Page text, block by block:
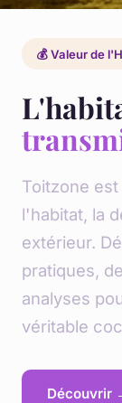
💰 Valeur de
Toitzone
l'habitat, la
extérieur.
pratiques,
analyses
véritable
Découvrir